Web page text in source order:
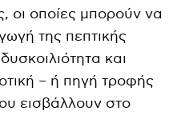
οι οποίες μπορούν να
της πεπτικής
και
– ή πηγή τροφής
εισβάλλουν στο